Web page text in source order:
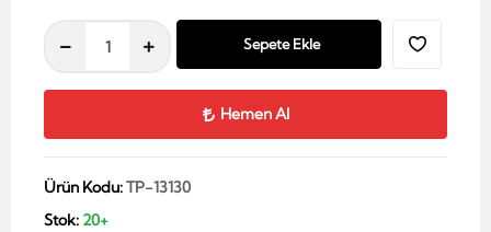
Sepete Ekle
Hemen Al
Ürün Kodu:TP-13130
Stok: 20+